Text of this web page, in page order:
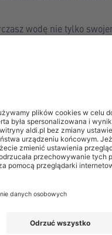
wodę nie tylko
niegazowaną?
gazowaną, czy
upodobań. Niektórzy
odpowiednim
dziennie?